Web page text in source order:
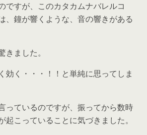
ですが、このカタカムナバレルコ
、鐘が響くような、音の響きがある
ました。
効く・・・！！と単純に思ってしま
っているのですが、振ってから数時
起こっていることに気づきました。